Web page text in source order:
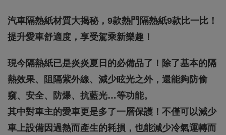
汽車隔熱紙材質大揭秘，9款熱門隔熱紙9款比一比！
提升愛車舒適度，享受駕乘新樂趣！
現今隔熱紙已是炎炎夏日的必備品了！除了基本的隔
熱效果、阻隔紫外線、減少眩光之外，還能夠防偷
窺、安全、防爆、抗藍光…等功能。
其中對車主的愛車更是多了一層保護！不僅可以減少
車上設備因過熱而產生的耗損，也能減少冷氣運轉而